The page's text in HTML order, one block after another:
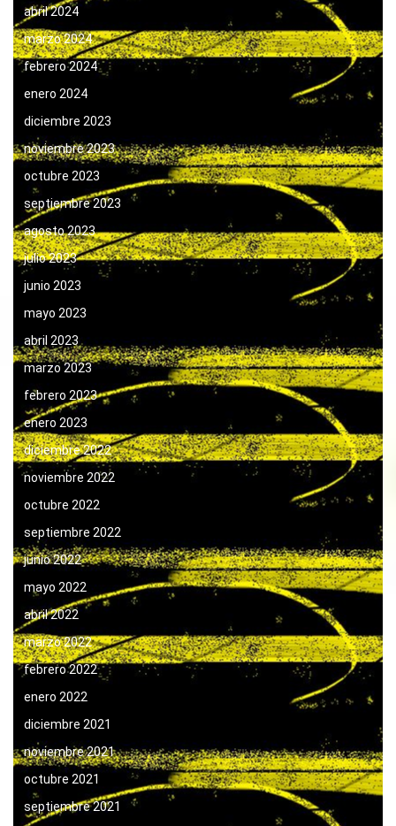
abril 2024
marzo 2024
febrero 2024
enero 2024
diciembre 2023
noviembre 2023
octubre 2023
septiembre 2023
agosto 2023
julio 2023
junio 2023
mayo 2023
abril 2023
marzo 2023
febrero 2023
enero 2023
diciembre 2022
noviembre 2022
octubre 2022
septiembre 2022
junio 2022
mayo 2022
abril 2022
marzo 2022
febrero 2022
enero 2022
diciembre 2021
noviembre 2021
octubre 2021
septiembre 2021